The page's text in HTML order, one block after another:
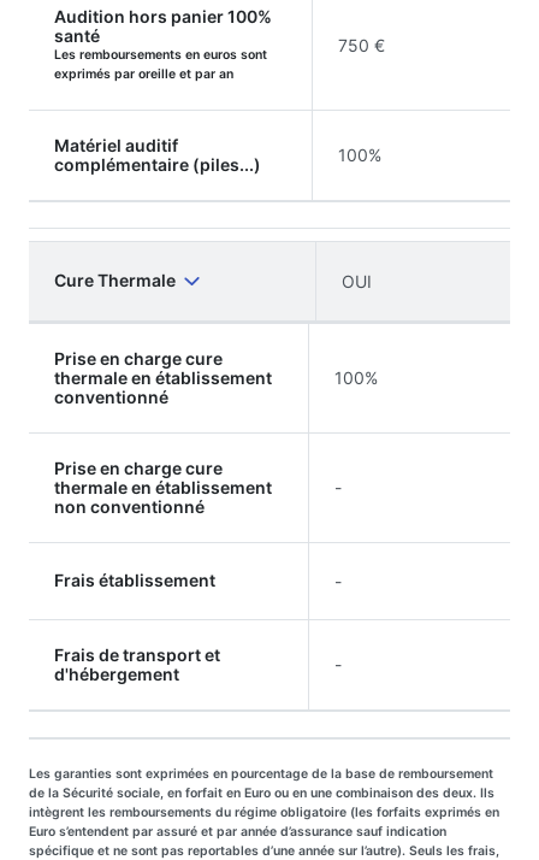
Audition hors panier 100%
santé
Les remboursements en euros sont
exprimés par oreille et par an
750 €
Matériel auditif
complémentaire (piles...)
100%
Cure Thermale OUI
Prise en charge cure
thermale en établissement
conventionné
100%
Prise en charge cure
thermale en établissement
non conventionné
-
Frais établissement -
Frais de transport et
d'hébergement
-
Les garanties sont exprimées en pourcentage de la base de remboursement
de la Sécurité sociale, en forfait en Euro ou en une combinaison des deux. Ils
intègrent les remboursements du régime obligatoire (les forfaits exprimés en
Euro s’entendent par assuré et par année d’assurance sauf indication
spécifique et ne sont pas reportables d’une année sur l’autre). Seuls les frais,